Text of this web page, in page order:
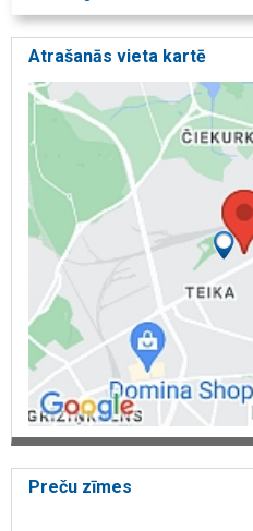
Siltumtehnika
NIBE serviss
Siltumsūkņu serviss
NIBE rezerves daļas
Divine Heat Company
NIBE Latvijā
NIBE Energy Systems
NIBE Uplink
Atrašanās vieta kartē
Preču zīmes